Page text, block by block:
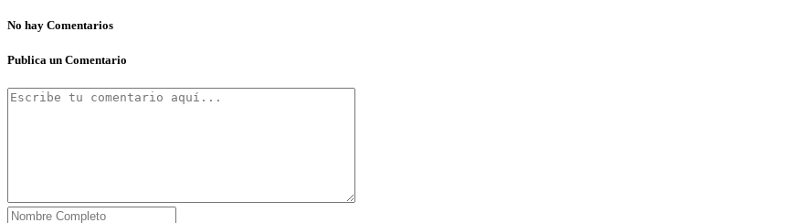
No hay Comentarios
Publica un Comentario